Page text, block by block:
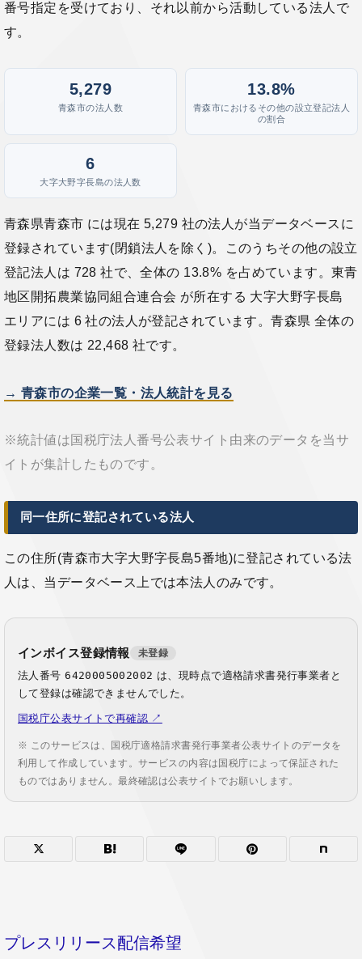
番号指定を受けており、それ以前から活動している法人で
す。
5,279
青森市の法人数
13.8%
青森市におけるその他の設立登記法人
の割合
6
大字大野字長島の法人数
青森県青森市 には現在 5,279 社の法人が当データベースに
登録されています(閉鎖法人を除く)。このうちその他の設立
登記法人は 728 社で、全体の 13.8% を占めています。東青
地区開拓農業協同組合連合会 が所在する 大字大野字長島
エリアには 6 社の法人が登記されています。青森県 全体の
登録法人数は 22,468 社です。
→ 青森市の企業一覧・法人統計を見る
※統計値は国税庁法人番号公表サイト由来のデータを当サ
イトが集計したものです。
同一住所に登記されている法人
この住所(青森市大字大野字長島5番地)に登記されている法
人は、当データベース上では本法人のみです。
インボイス登録情報 未登録
法人番号6420005002002 は、現時点で適格請求書発行事業者と
して登録は確認できませんでした。
国税庁公表サイトで再確認 ↗
※ このサービスは、国税庁適格請求書発行事業者公表サイトのデータを
利用して作成しています。サービスの内容は国税庁によって保証された
ものではありません。最終確認は公表サイトでお願いします。
プレスリリース配信希望